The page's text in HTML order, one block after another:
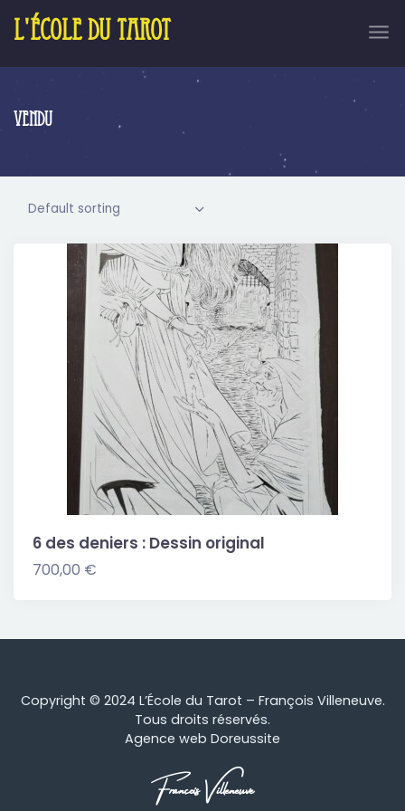
L'école du tarot
Vendu
6 des deniers : Dessin original
700,00 €
Copyright © 2024 L’École du Tarot – François Villeneuve.
Tous droits réservés.
Agence web Doreussite
François Villeneuve